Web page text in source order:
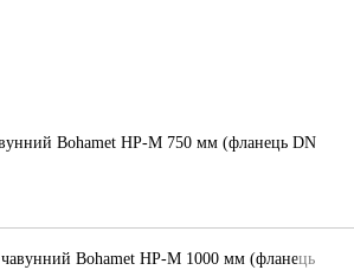
Bohamet HP-M 750 мм (фланець DN